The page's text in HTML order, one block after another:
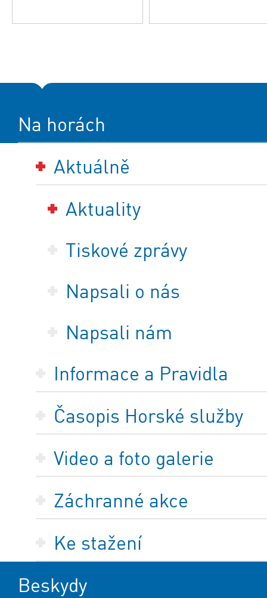
Na horách
Aktuálně
Aktuality
Tiskové zprávy
Napsali o nás
Napsali nám
Informace a Pravidla
Časopis Horské služby
Video a foto galerie
Záchranné akce
Ke stažení
Beskydy